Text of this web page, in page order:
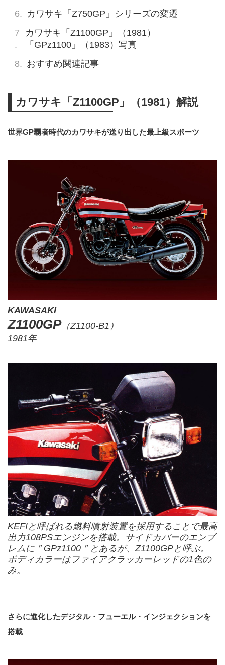
カワサキ「Z750GP」シリーズの変遷
カワサキ「Z1100GP」（1981）
「GPz1100」（1983）写真
おすすめ関連記事
カワサキ「Z1100GP」（1981）解説
世界GP覇者時代のカワサキが送り出した最上級スポーツ
KAWASAKI
Z1100GP（Z1100-B1）
1981年
KEFIと呼ばれる燃料噴射装置を採用することで最高
出力108PSエンジンを搭載。サイドカバーのエンブ
レムに＂GPz1100＂とあるが、Z1100GPと呼ぶ。
ボディカラーはファイアクラッカーレッドの1色の
み。
さらに進化したデジタル・フューエル・インジェクションを
搭載